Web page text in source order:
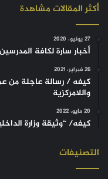
أكثر المقالات مشاهدة
27 يونيو، 2020
أخبار سارة لكافة المدرسين
26 فبراير، 2021
كيفه / رسالة عاجلة من
واللامركزية
20 مايو، 2022
كيفه/ “وثيقة وزارة
التصنيفات